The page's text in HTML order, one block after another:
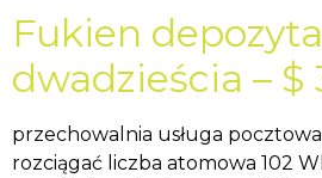
Fukien
dwadzieścia – $
przechowalnia usługa
rozciągać liczba atomowa 102